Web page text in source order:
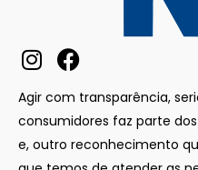
Agir com transparência,
consumidores faz parte dos
e, outro reconhecimento